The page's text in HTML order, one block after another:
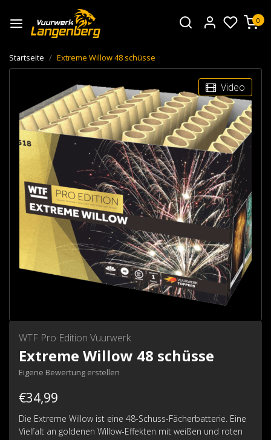
0
Startseite Extreme Willow 48 schüsse
Video
WTF Pro Edition Vuurwerk
Extreme Willow 48 schüsse
Eigene Bewertung erstellen
€34,99
Die Extreme Willow ist eine 48-Schuss-Fächerbatterie. Eine
Vielfalt an goldenen Willow-Effekten mit weißen und roten